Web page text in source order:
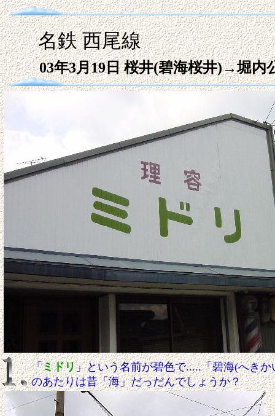
名鉄 西尾線
03年3月19日桜井(碧海桜井)→堀内
「ミドリ」という名前が碧色で.....「碧海(へき
のあたりは昔「海」だっだんでしょうか？